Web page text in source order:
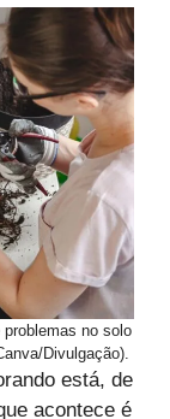
no solo
Divulgação).
está, de
acontece é